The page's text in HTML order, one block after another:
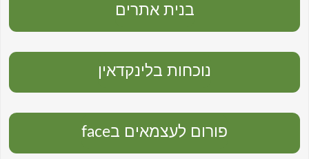
בנית אתרים
נוכחות בלינקדאין
פורום לעצמאים בface